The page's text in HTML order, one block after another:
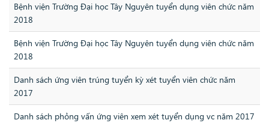
Bệnh viện Trường Đại học Tây Nguyên tuyển dụng viên chức năm
2018
Bệnh viện Trường Đại học Tây Nguyên tuyển dụng viên chức năm
2018
Danh sách ứng viên trúng tuyển kỳ xét tuyển viên chức năm
2017
Danh sách phỏng vấn ứng viên xem xét tuyển dụng vc năm 2017